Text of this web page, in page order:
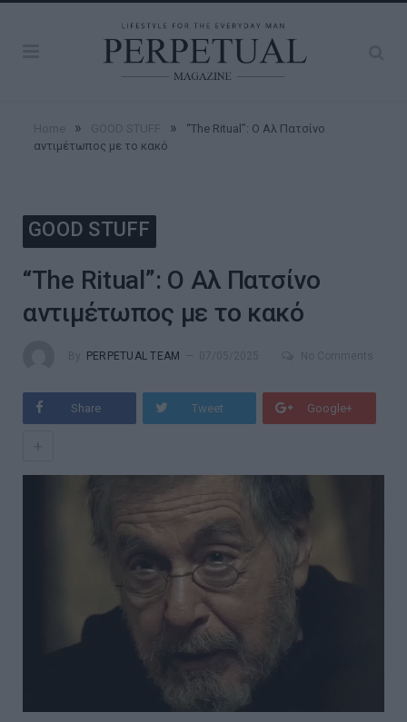
» »
“The Ritual”: Ο Αλ Πατσίνο
αντιμέτωπος με το κακό
GOOD STUFF
“The Ritual”: Ο Αλ Πατσίνο
αντιμέτωπος με το κακό
PERPETUAL TEAM
Share Tweet Google+